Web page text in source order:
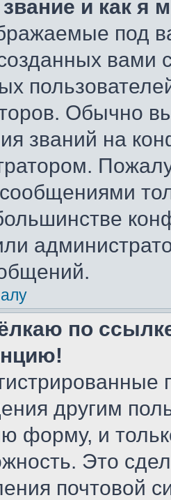
и как я
под
Обычно
званий на
по
другим
форму, и
Это
почтовой